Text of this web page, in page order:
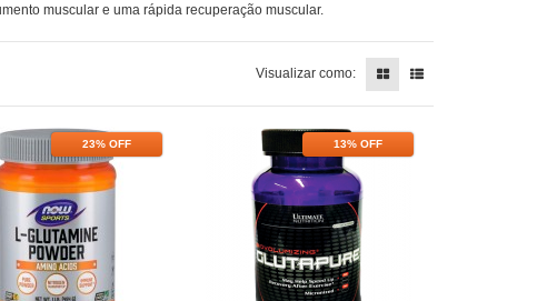
muscular e uma rápida recuperação muscular.
Visualizar como:
23% OFF 13% OFF